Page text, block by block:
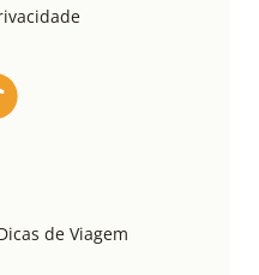
de Viagem